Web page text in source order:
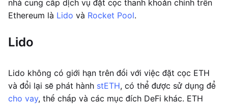
nhà cung cấp dịch vụ đặt cọc thanh khoản chính trên
Ethereum là Lido và Rocket Pool.
Lido
Lido không có giới hạn trên đối với việc đặt cọc ETH
và đổi lại sẽ phát hành stETH, có thể được sử dụng để
cho vay, thế chấp và các mục đích DeFi khác. ETH